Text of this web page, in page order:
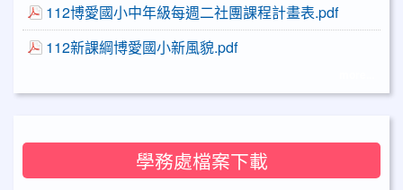
112博愛國小中年級每週二社團課程計畫表.pdf
112新課綱博愛國小新風貌.pdf
學務處檔案下載